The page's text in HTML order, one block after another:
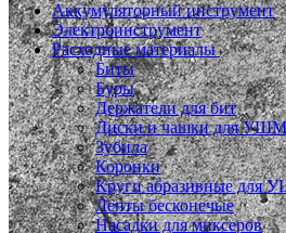
Аккумуляторный инструмент
Электроинструмент
Расходные материалы
Биты
Буры
Держатели для бит
Диски и чашки для УШМ
Зубила
Коронки
Круги абразивные для
Ленты бесконечые
Насадки для миксеров